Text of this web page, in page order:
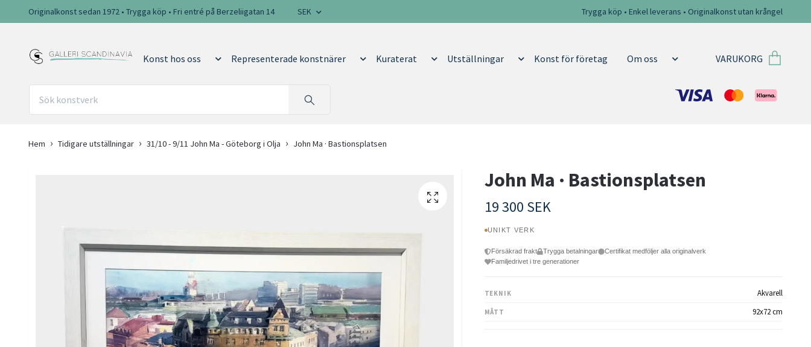
Originalkonst sedan 1972 • Trygga köp • Fri entré på Berzeliigatan 14 SEK Trygga köp • Enkel leverans • Originalkonst utan krångel
Konst hos oss Representerade konstnärer Kuraterat Utställningar Konst för företag Om oss VARUKORG
Hem Tidigare utställningar 31/10 - 9/11 John Ma - Göteborg i Olja John Ma · Bastionsplatsen
John Ma · Bastionsplatsen
19 300 SEK
UNIKT VERK
Försäkrad frakt Trygga betalningar
Certifikat medföljer alla originalverk
Familjedrivet i tre generationer
TEKNIK Akvarell
MÅTT 92x72 cm